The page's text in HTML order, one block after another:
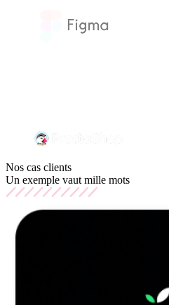
Nos cas clients
Un exemple vaut mille mots